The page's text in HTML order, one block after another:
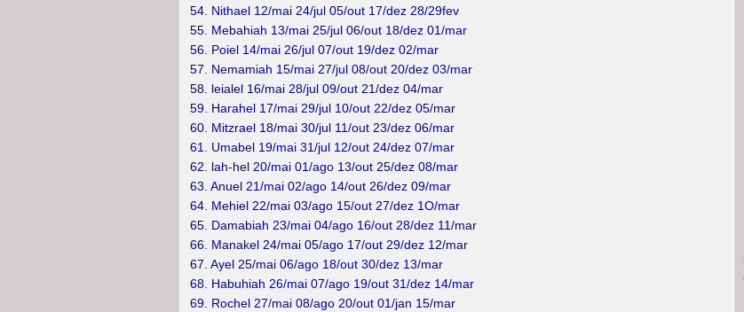
54. Nithael 12/mai 24/jul 05/out 17/dez 28/29fev
55. Mebahiah 13/mai 25/jul 06/out 18/dez 01/mar
56. Poiel 14/mai 26/jul 07/out 19/dez 02/mar
57. Nemamiah 15/mai 27/jul 08/out 20/dez 03/mar
58. leialel 16/mai 28/jul 09/out 21/dez 04/mar
59. Harahel 17/mai 29/jul 10/out 22/dez 05/mar
60. Mitzrael 18/mai 30/jul 11/out 23/dez 06/mar
61. Umabel 19/mai 31/jul 12/out 24/dez 07/mar
62. lah-hel 20/mai 01/ago 13/out 25/dez 08/mar
63. Anuel 21/mai 02/ago 14/out 26/dez 09/mar
64. Mehiel 22/mai 03/ago 15/out 27/dez 1O/mar
65. Damabiah 23/mai 04/ago 16/out 28/dez 11/mar
66. Manakel 24/mai 05/ago 17/out 29/dez 12/mar
67. Ayel 25/mai 06/ago 18/out 30/dez 13/mar
68. Habuhiah 26/mai 07/ago 19/out 31/dez 14/mar
69. Rochel 27/mai 08/ago 20/out 01/jan 15/mar